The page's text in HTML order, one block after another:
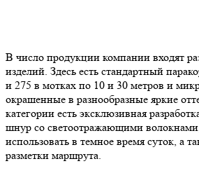
В число продукции компании входят
изделий. Здесь есть стандартный
и 275 в мотках по 10 и 30 метров и
окрашенные в разнообразные яркие
категории есть эксклюзивная
шнур со светоотражающими
использовать в темное время суток, а
разметки маршрута.